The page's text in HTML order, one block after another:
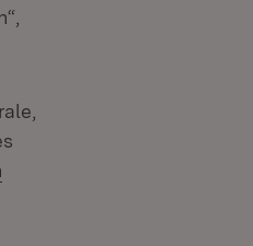
in neuem Fenster)